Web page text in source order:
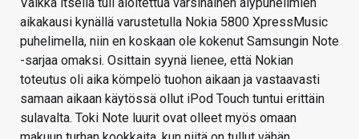
aikakausi kynällä varustetulla Nokia 5800 XpressMusic
puhelimella, niin en koskaan ole kokenut Samsungin Note
-sarjaa omaksi. Osittain syynä lienee, että Nokian
toteutus oli aika kömpelö tuohon aikaan ja vastaavasti
samaan aikaan käytössä ollut iPod Touch tuntui erittäin
sulavalta. Toki Note luurit ovat olleet myös omaan